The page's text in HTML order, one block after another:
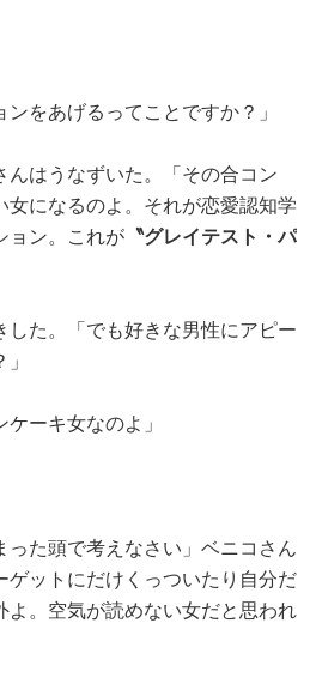
ンをあげるってことですか？」
んはうなずいた。「その合コン
女になるのよ。それが恋愛認知学
ョン。これが 〝グレイテスト・パ
した。「でも好きな男性にアピー
ケーキ女なのよ」
った頭で考えなさい」ベニコさん
ゲットにだけくっついたり自分だ
よ。空気が読めない女だと思われ